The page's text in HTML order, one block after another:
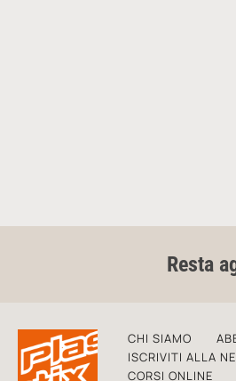
Resta
CHI SIAMO
ISCRIVITI ALLA
CORSI ONLINE